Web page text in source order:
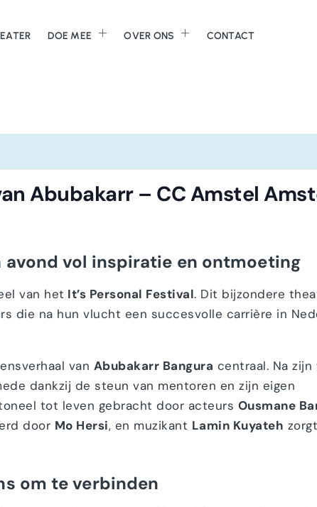
DOE MEE OVER ONS CONTACT
Abubakarr – CC Amstel
avond vol inspiratie en ontmoeting
van het It’s Personal Festival. Dit bijzondere
die na hun vlucht een succesvolle carrière in
van Abubakarr Bangura centraal. Na
dankzij de steun van mentoren en zijn eigen
tot leven gebracht door acteurs Ousmane
door Mo Hersi, en muzikant Lamin Kuyateh
om te verbinden